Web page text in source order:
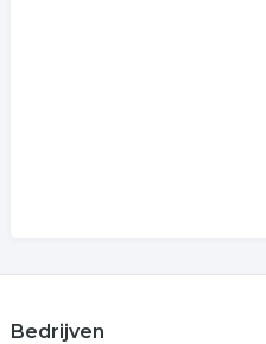
Bedrijven